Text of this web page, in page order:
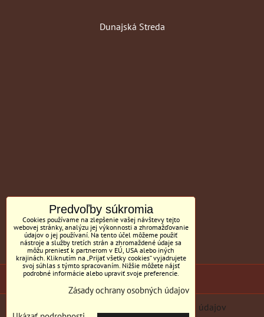
Dunajská Streda
(c) Sedačky BILL MC Tornyai
Zásady ochrany osobných údajov
Predvoľby súkromia
Cookies používame na zlepšenie vašej návštevy tejto
webovej stránky, analýzu jej výkonnosti a zhromažďovanie
údajov o jej používaní. Na tento účel môžeme použiť
nástroje a služby tretích strán a zhromaždené údaje sa
môžu preniesť k partnerom v EÚ, USA alebo iných
krajinách. Kliknutím na „Prijať všetky cookies“ vyjadrujete
svoj súhlas s týmto spracovaním. Nižšie môžete nájsť
podrobné informácie alebo upraviť svoje preferencie.
Zásady ochrany osobných údajov